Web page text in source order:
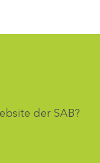
der SAB?